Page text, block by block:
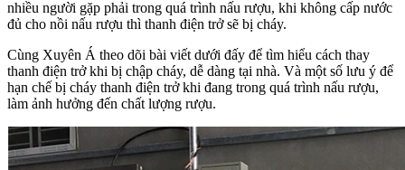
nhiều người gặp phải trong quá trình nấu rượu, khi không cấp nước
đủ cho nồi nấu rượu thì thanh điện trở sẽ bị cháy.
Cùng Xuyên Á theo dõi bài viết dưới đấy để tìm hiểu cách thay
thanh điện trở khi bị chập cháy, dễ dàng tại nhà. Và một số lưu ý để
hạn chế bị cháy thanh điện trở khi đang trong quá trình nấu rượu,
làm ảnh hưởng đến chất lượng rượu.